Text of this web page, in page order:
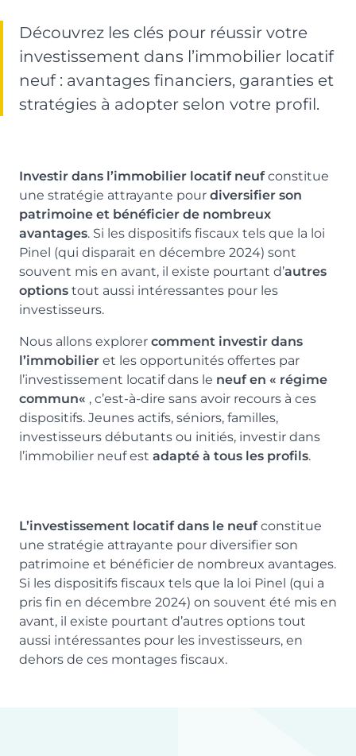
Monuments Historiques
Déficit Foncier
Denormandie
Chiffres clés de l’entreprise
Recrutement
ACTUS & CONSEILS
CONTACT
Découvrez les clés pour réussir votre
investissement dans l’immobilier locatif
neuf : avantages financiers, garanties et
stratégies à adopter selon votre profil.
Investir dans l’immobilier locatif neufconstitue
une stratégie attrayante pour diversifier son
patrimoine et bénéficier de nombreux
avantages. Si les dispositifs fiscaux tels que la loi
Pinel (qui disparait en décembre 2024) sont
souvent mis en avant, il existe pourtant d’autres
options tout aussi intéressantes pour les
investisseurs.
Nous allons explorer comment investir dans
l’immobilier et les opportunités offertes par
l’investissement locatif dans le neuf en « régime
commun« , c’est-à-dire sans avoir recours à ces
dispositifs. Jeunes actifs, séniors, familles,
investisseurs débutants ou initiés, investir dans
l’immobilier neuf est adapté à tous les profils.
L’investissement locatif dans le neufconstitue
une stratégie attrayante pour diversifier son
patrimoine et bénéficier de nombreux avantages.
Si les dispositifs fiscaux tels que la loi Pinel (qui a
pris fin en décembre 2024) on souvent été mis en
avant, il existe pourtant d’autres options tout
aussi intéressantes pour les investisseurs, en
dehors de ces montages fiscaux.